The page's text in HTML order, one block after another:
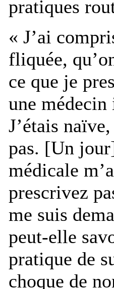
pratiques
« J’ai
fliquée,
ce que je
une médecin
J’étais
pas. [Un
médicale
prescrivez
me suis
peut-elle
pratique de
choque de